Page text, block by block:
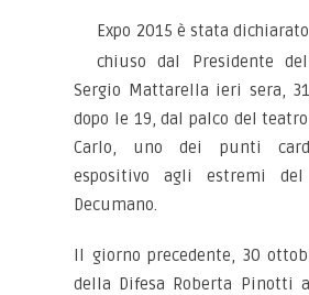
Expo 2015 è stata
chiuso dal Presidente
Sergio Mattarella ieri sera,
dopo le 19, dal palco del
Carlo, uno dei punti
espositivo agli estremi
Decumano.
Il giorno precedente, 30
della Difesa Roberta Pinotti